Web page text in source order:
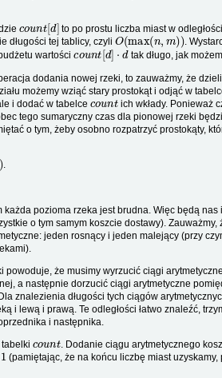
t[ d] to po prostu liczba miast w
długości tej tablicy, czyli O(max(n,m)) .
wartościcou nt[d] ⋅d tak długo, jak
dodania nowej rzeki, to zauważmy, że
możemy wziąć stary prostokąt i odjąć w
i dodać w tabelce cou nt ich wkłady. Ponieważ
tego sumaryczny czas dla pionowej rzeki
o tym, żeby osobno rozpatrzyć prostokąty,
.
pozioma rzeka jest brudna. Więc będą nas
o tym samym koszcie dostawy). Zauważmy,
jeden rosnący i jeden malejący (przy
że musimy wyrzucić ciągi
a następnie dorzucić ciągi arytmetyczne
znalezienia długości tych ciągów
i lewą i prawą. Te odległości łatwo znaleźć,
i następnika.
t. Dodanie ciągu arytmetycznego
(pamiętając, że na końcu liczbę miast uzyskamy,